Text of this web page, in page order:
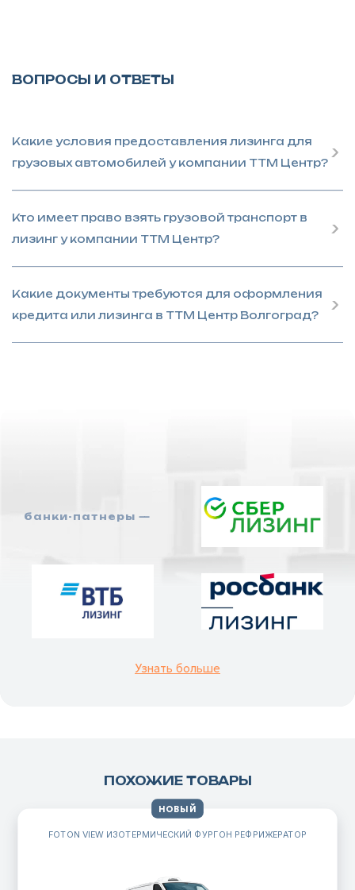
ВОПРОСЫ И ОТВЕТЫ
Какие условия предоставления лизинга для
грузовых автомобилей у компании ТТМ Центр?
Кто имеет право взять грузовой транспорт в
лизинг у компании ТТМ Центр?
Какие документы требуются для оформления
кредита или лизинга в ТТМ Центр Волгоград?
банки-патнеры —
Узнать больше
ПОХОЖИЕ ТОВАРЫ
НОВЫЙ
FOTON VIEW ИЗОТЕРМИЧЕСКИЙ ФУРГОН РЕФРИЖЕРАТОР